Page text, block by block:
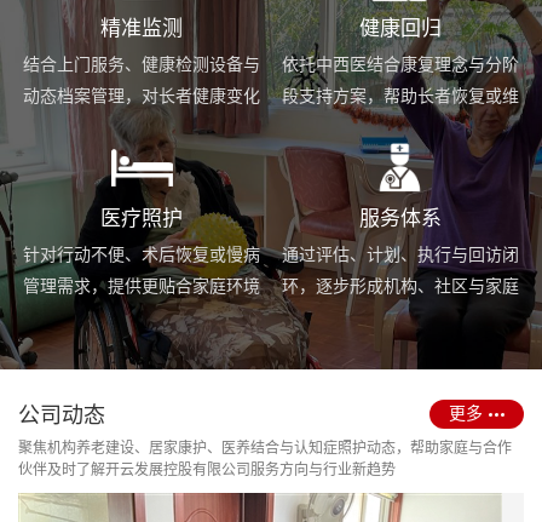
精准监测
结合上门服务、健康检测设备与
动态档案管理，对长者健康变化
进行持续跟踪与基础预警。
健康回归
依托中西医结合康复理念与分阶
段支持方案，帮助长者恢复或维
持身体功能，提升生活便利度。
医疗照护
针对行动不便、术后恢复或慢病
管理需求，提供更贴合家庭环境
的护理服务与用药协助支持。
服务体系
通过评估、计划、执行与回访闭
环，逐步形成机构、社区与家庭
场景协同的长期照护支持体系。
公司动态
聚焦机构养老建设、居家康护、医养结合与认知症照护动态，帮助家庭与合作
伙伴及时了解开云发展控股有限公司服务方向与行业新趋势
更多